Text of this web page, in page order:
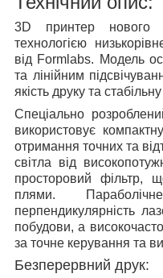
3D принтер нового
технологією
від Formlabs. Модель
та лінійним
якість друку та
Спеціально
використовує
отримання точних та
світла від
просторовий фільтр,
плями.
перпендикулярність
побудови, а
за точне керування та
Безперервний друк: